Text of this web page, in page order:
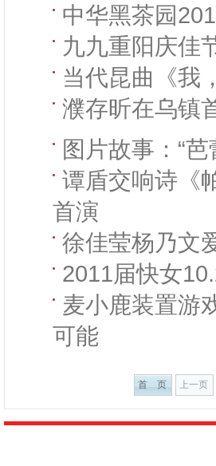
中华黑茶园
九九重阳庆佳
当代昆曲《我
濮存昕在乌镇
图片故事：“
谭盾交响诗《
首演
徐佳莹杨乃文
2011届快女
麦小鹿装置游
可能
首 页 上一页